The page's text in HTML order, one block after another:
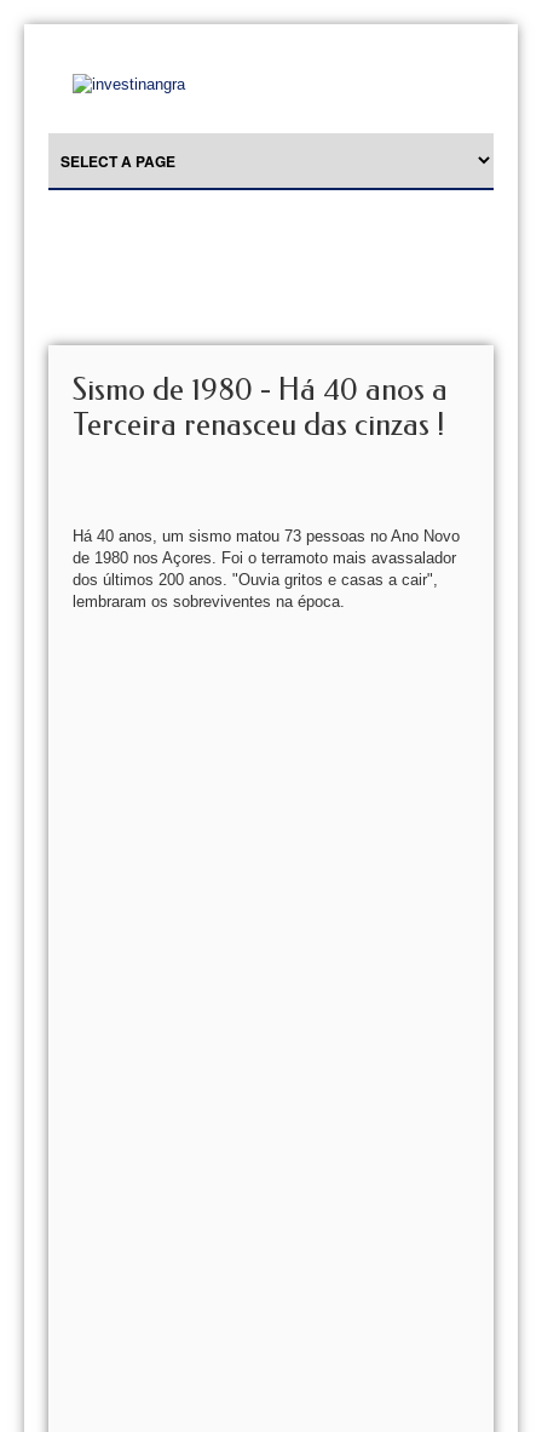
Sismo de 1980 - Há 40 anos a
Terceira renasceu das cinzas !
Há 40 anos, um sismo matou 73 pessoas no Ano Novo
de 1980 nos Açores. Foi o terramoto mais avassalador
dos últimos 200 anos. "Ouvia gritos e casas a cair",
lembraram os sobreviventes na época.